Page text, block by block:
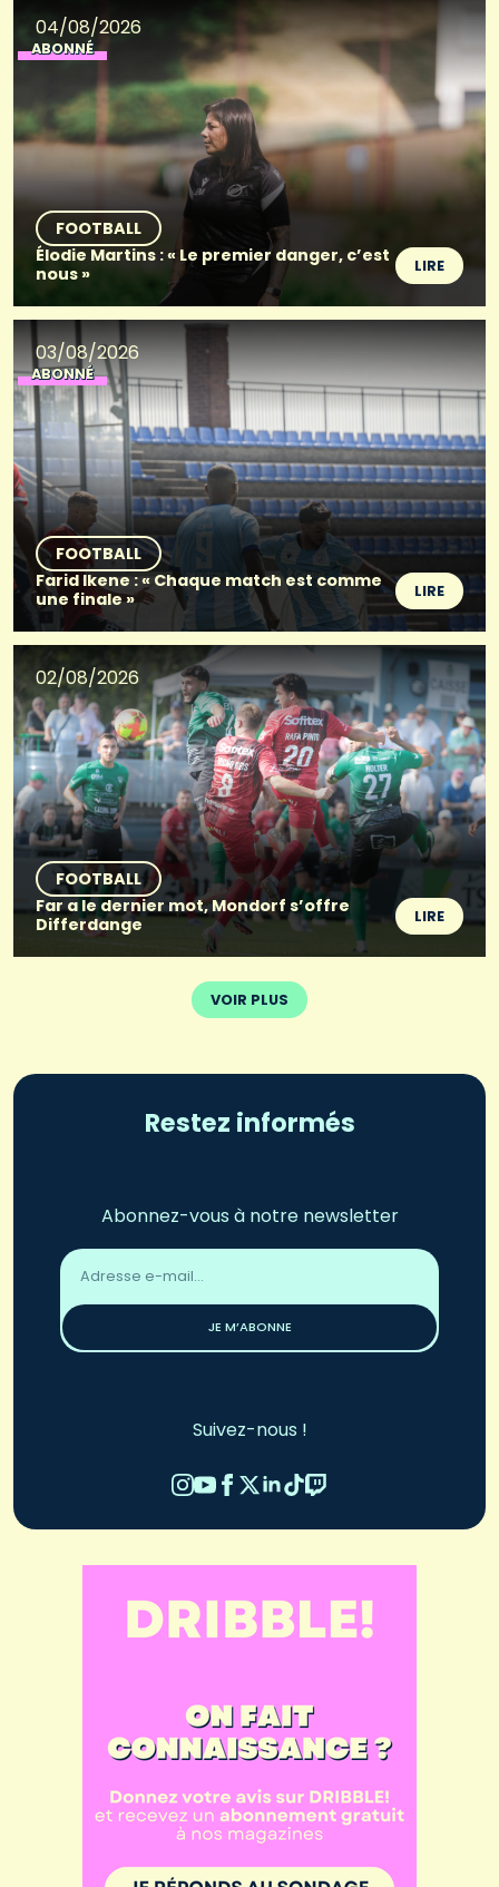
04/08/2026
ABONNÉ
FOOTBALL
Élodie Martins : « Le premier danger, c’est
nous »
LIRE
03/08/2026
ABONNÉ
FOOTBALL
Farid Ikene : « Chaque match est comme
une finale »
LIRE
02/08/2026
FOOTBALL
Far a le dernier mot, Mondorf s’offre
Differdange
LIRE
VOIR PLUS
Restez informés
Abonnez-vous à notre newsletter
Adresse
email
JE M’ABONNE
Suivez-nous !